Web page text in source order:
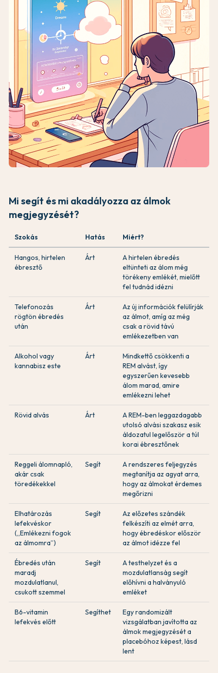
Mi segít és mi akadályozza az álmok
megjegyzését?
Szokás Hatás Miért?
Hangos, hirtelen
ébresztő
Árt
A hirtelen ébredés
eltünteti az álom még
törékeny emlékét, mielőtt
fel tudnád idézni
Telefonozás
rögtön ébredés
után
Árt
Az új információk felülírják
az álmot, amíg az még
csak a rövid távú
emlékezetben van
Alkohol vagy
kannabisz este
Árt
Mindkettő csökkenti a
REM alvást, így
egyszerűen kevesebb
álom marad, amire
emlékezni lehet
Rövid alvás Árt
A REM-ben leggazdagabb
utolsó alvási szakasz esik
áldozatul legelőször a túl
korai ébresztőnek
Reggeli álomnapló,
akár csak
töredékekkel
Segít
A rendszeres feljegyzés
megtanítja az agyat arra,
hogy az álmokat érdemes
megőrizni
Elhatározás
lefekvéskor
(„Emlékezni fogok
az álmomra”)
Segít
Az előzetes szándék
felkészíti az elmét arra,
hogy ébredéskor először
az álmot idézze fel
Ébredés után
maradj
mozdulatlanul,
csukott szemmel
Segít
A testhelyzet és a
mozdulatlanság segít
előhívni a halványuló
emléket
B6-vitamin
lefekvés előtt
Segíthet
Egy randomizált
vizsgálatban javította az
álmok megjegyzését a
placebóhoz képest, lásd
lent